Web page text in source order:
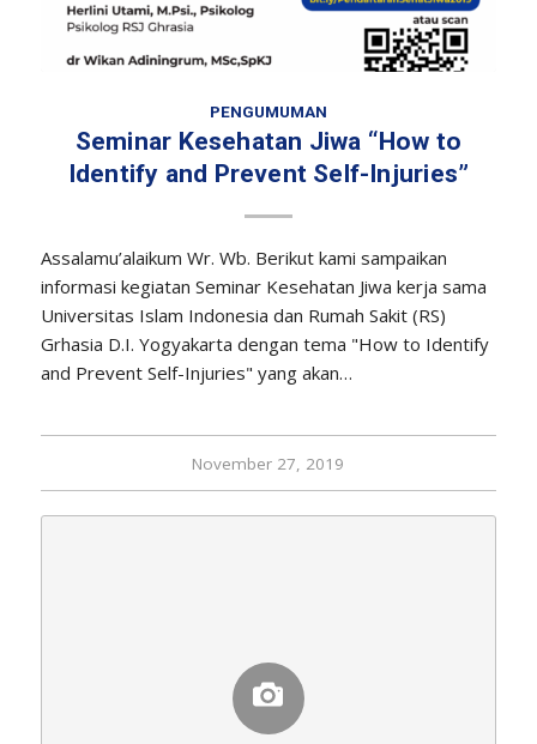
PENGUMUMAN
Seminar Kesehatan Jiwa “How to
Identify and Prevent Self-Injuries”
Assalamu’alaikum Wr. Wb. Berikut kami sampaikan
informasi kegiatan Seminar Kesehatan Jiwa kerja sama
Universitas Islam Indonesia dan Rumah Sakit (RS)
Grhasia D.I. Yogyakarta dengan tema "How to Identify
and Prevent Self-Injuries" yang akan…
November 27, 2019